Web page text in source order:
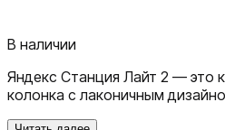
В наличии
Яндекс Станция Лайт 2 — это
колонка с лаконичным